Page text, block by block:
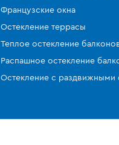
Французские окна
Остекление террасы
Теплое остекление
Распашное остекление
Остекление с раздвижными